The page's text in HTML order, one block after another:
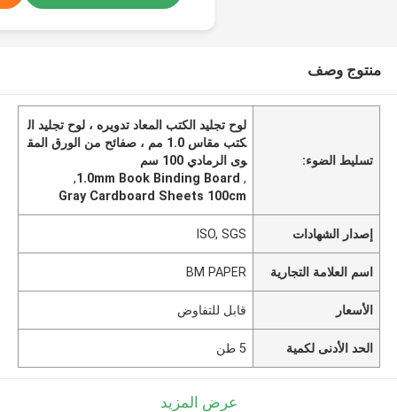
منتوج وصف
تسليط الضوء:
لوح تجليد الكتب المعاد تدويره ، لوح تجليد ال
كتب مقاس 1.0 مم ، صفائح من الورق المق
وى الرمادي 100 سم
,
1.0mm Book Binding Board
,
Gray Cardboard Sheets 100cm
إصدار الشهادات ISO, SGS
اسم العلامة التجارية BM PAPER
الأسعار قابل للتفاوض
الحد الأدنى لكمية 5 طن
عرض المزيد